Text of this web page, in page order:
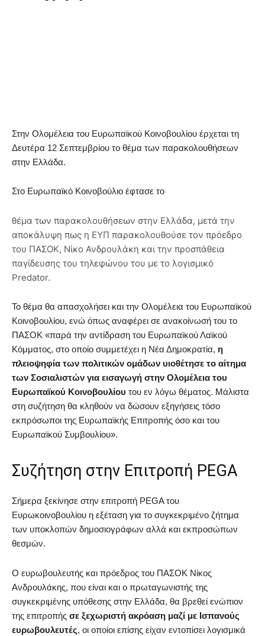
Στην Ολομέλεια του Ευρωπαϊκού Κοινοβουλίου έρχεται τη
Δευτέρα 12 Σεπτεμβρίου το θέμα των παρακολουθήσεων
στην Ελλάδα.
Στο Ευρωπαϊκό Κοινοβούλιο έφτασε το
θέμα των παρακολουθήσεων στην Ελλάδα, μετά την
αποκάλυψη πως η ΕΥΠ παρακολουθούσε τον πρόεδρο
του ΠΑΣΟΚ, Νίκο Ανδρουλάκη και την προσπάθεια
παγίδευσης του τηλεφώνου του με το λογισμικό
Predator.
Το θέμα θα απασχολήσει και την Ολομέλεια του Ευρωπαϊκού
Κοινοβουλίου, ενώ όπως αναφέρει σε ανακοίνωσή του το
ΠΑΣΟΚ «παρά την αντίδραση του Ευρωπαϊκού Λαϊκού
Κόμματος, στο οποίο συμμετέχει η Νέα Δημοκρατία, η
πλειοψηφία των πολιτικών ομάδων υιοθέτησε το αίτημα
των Σοσιαλιστών για εισαγωγή στην Ολομέλεια του
Ευρωπαϊκού Κοινοβουλίου του εν λόγω θέματος. Μάλιστα
στη συζήτηση θα κληθούν να δώσουν εξηγήσεις τόσο
εκπρόσωποι της Ευρωπαϊκής Επιτροπής όσο και του
Ευρωπαϊκού Συμβουλίου».
Συζήτηση στην Επιτροπή PEGA
Σήμερα ξεκίνησε στην επιτροπή PEGA του
Ευρωκοινοβουλίου η εξέταση για το συγκεκριμένο ζήτημα
των υποκλοπών δημοσιογράφων αλλά και εκπροσώπων
θεσμών.
Ο ευρωβουλευτής και πρόεδρος του ΠΑΣΟΚ Νίκος
Ανδρουλάκης, που είναι και ο πρωταγωνιστής της
συγκεκριμένης υπόθεσης στην Ελλάδα, θα βρεθεί ενώπιον
της επιτροπής σε ξεχωριστή ακρόαση μαζί με Ισπανούς
ευρωβουλευτές, οι οποίοι επίσης είχαν εντοπίσει λογισμικά